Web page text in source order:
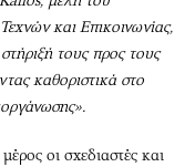
και Επικοινωνίας,
τους προς τους
καθοριστικά στο
οι σχεδιαστές και